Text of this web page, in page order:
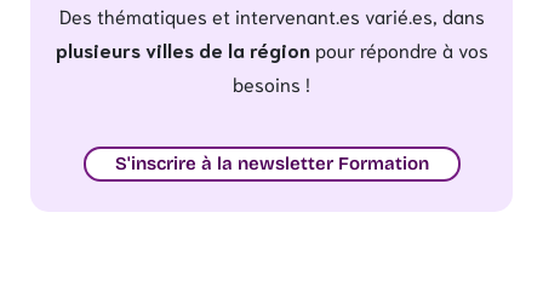
Des thématiques et intervenant.es varié.es, dans
plusieurs villes de la régionpour répondre à vos
besoins !
S'inscrire à la newsletter Formation